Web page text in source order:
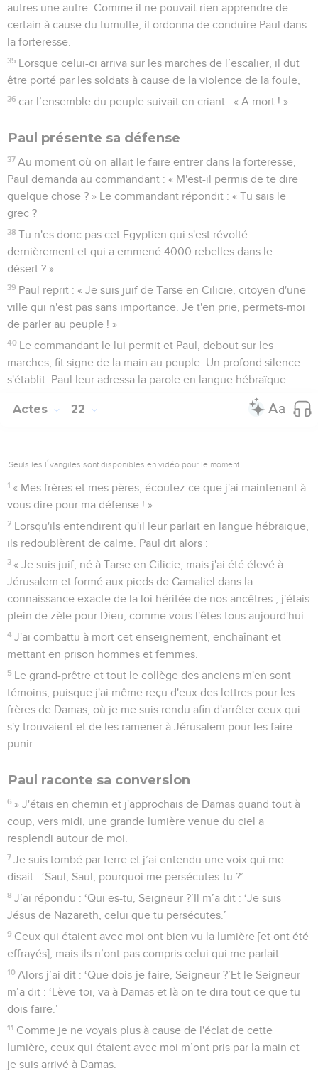
autres une autre. Comme il ne pouvait rien apprendre de
certain à cause du tumulte, il ordonna de conduire Paul dans
la forteresse.
35 Lorsque celui-ci arriva sur les marches de l’escalier, il dut
être porté par les soldats à cause de la violence de la foule,
36 car l’ensemble du peuple suivait en criant : « A mort ! »
Paul présente sa défense
37 Au moment où on allait le faire entrer dans la forteresse,
Paul demanda au commandant : « M'est-il permis de te dire
quelque chose ? » Le commandant répondit : « Tu sais le
grec ?
38 Tu n'es donc pas cet Egyptien qui s'est révolté
dernièrement et qui a emmené 4000 rebelles dans le
désert ? »
39 Paul reprit : « Je suis juif de Tarse en Cilicie, citoyen d'une
ville qui n'est pas sans importance. Je t'en prie, permets-moi
de parler au peuple ! »
40 Le commandant le lui permit et Paul, debout sur les
marches, fit signe de la main au peuple. Un profond silence
s'établit. Paul leur adressa la parole en langue hébraïque :
Actes 22
Seuls les Évangiles sont disponibles en vidéo pour le moment.
1 « Mes frères et mes pères, écoutez ce que j'ai maintenant à
vous dire pour ma défense ! »
2 Lorsqu'ils entendirent qu'il leur parlait en langue hébraïque,
ils redoublèrent de calme. Paul dit alors :
3 « Je suis juif, né à Tarse en Cilicie, mais j'ai été élevé à
Jérusalem et formé aux pieds de Gamaliel dans la
connaissance exacte de la loi héritée de nos ancêtres ; j'étais
plein de zèle pour Dieu, comme vous l'êtes tous aujourd'hui.
4 J'ai combattu à mort cet enseignement, enchaînant et
mettant en prison hommes et femmes.
5 Le grand-prêtre et tout le collège des anciens m'en sont
témoins, puisque j'ai même reçu d'eux des lettres pour les
frères de Damas, où je me suis rendu afin d'arrêter ceux qui
s'y trouvaient et de les ramener à Jérusalem pour les faire
punir.
Paul raconte sa conversion
6 » J'étais en chemin et j'approchais de Damas quand tout à
coup, vers midi, une grande lumière venue du ciel a
resplendi autour de moi.
7 Je suis tombé par terre et j’ai entendu une voix qui me
disait : ‘Saul, Saul, pourquoi me persécutes-tu ?’
8 J’ai répondu : ‘Qui es-tu, Seigneur ?’Il m’a dit : ‘Je suis
Jésus de Nazareth, celui que tu persécutes.’
9 Ceux qui étaient avec moi ont bien vu la lumière [et ont été
effrayés], mais ils n’ont pas compris celui qui me parlait.
10 Alors j’ai dit : ‘Que dois-je faire, Seigneur ?’Et le Seigneur
m’a dit : ‘Lève-toi, va à Damas et là on te dira tout ce que tu
dois faire.’
11 Comme je ne voyais plus à cause de l'éclat de cette
lumière, ceux qui étaient avec moi m’ont pris par la main et
je suis arrivé à Damas.